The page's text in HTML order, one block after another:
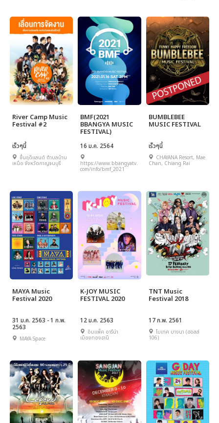
River Camp Music
Festival #2
เร็วๆนี้
ชื่นฤดีแลนด์ ตำบลบ้าน
เหนือ จังหวัดกาญจนบุรี
BMF(2021
BBANGYA MUSIC
FESTIVAL)
16 ม.ค. 2564
https://www.bbangyatv.
com/info/bmf_2021
BUMBLEBEE
MUSIC FESTIVAL
เร็วๆนี้
CHAYANA Resort, Mae
Chan, Chiang Rai
MAYA Music
Festival 2020
31 ม.ค. 2563 - 1 ก.พ.
2563
MAYA Space
K-JOY MUSIC
FESTIVAL 2020
12 ม.ค. 2563
อิมแพ็ค อารีน่า
เมืองทองธานี
TNT Music
Festival 2018
17 ก.พ. 2561
ไบเทค บางนา (ฮอลล์
106)